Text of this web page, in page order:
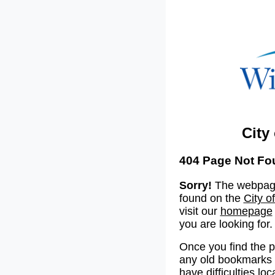
City
404 Page Not
Sorry! The
found on the City
visit our homepage
you are looking for.
Once you find the
any old
have difficulties